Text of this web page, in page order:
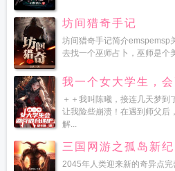
坊间猎奇手记
坊间猎奇手记简介emspemsp
去找一个巫师占卜，巫师是个
我一个女大学生，
＋＋我叫陈曦，接连几天梦到
让我险些崩溃！在遇到师父后
解...
三国网游之孤岛新纪
2045年人类迎来新的奇异点